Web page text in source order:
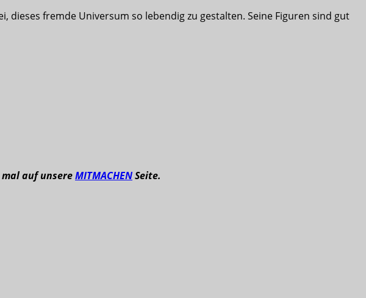
fremde Universum so lebendig zu gestalten. Seine Figuren sind gut
auf unsereMITMACHENSeite.